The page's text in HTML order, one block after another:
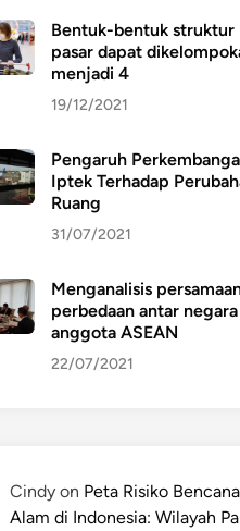
Bentuk-bentuk struktur
pasar dapat
menjadi 4
19/12/2021
Pengaruh
Iptek Terhadap
Ruang
31/07/2021
Menganalisis
perbedaan antar negara
anggota ASEAN
22/07/2021
Cindy on Peta Risiko Bencana
Alam di Indonesia: Wilayah